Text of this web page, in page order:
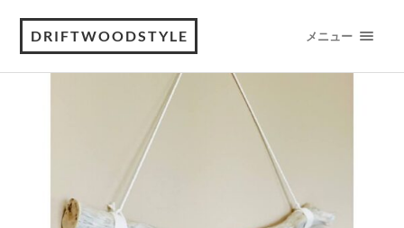
DRIFTWOODSTYLE メニュー